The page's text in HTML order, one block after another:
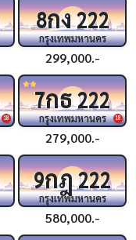
8กง222
กรุงเทพมหานคร
299,000.-
18 18
7กธ222
กรุงเทพมหานคร
279,000.-
9กฎ222
กรุงเทพมหานคร
580,000.-